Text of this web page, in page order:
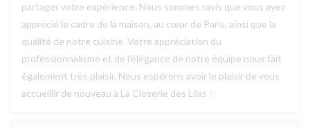
partager votre expérience. Nous sommes ravis que vous ayez
apprécié le cadre de la maison, au cœur de Paris, ainsi que la
qualité de notre cuisine. Votre appréciation du
professionnalisme et de l’élégance de notre équipe nous fait
également très plaisir. Nous espérons avoir le plaisir de vous
accueillir de nouveau à La Closerie des Lilas ✨